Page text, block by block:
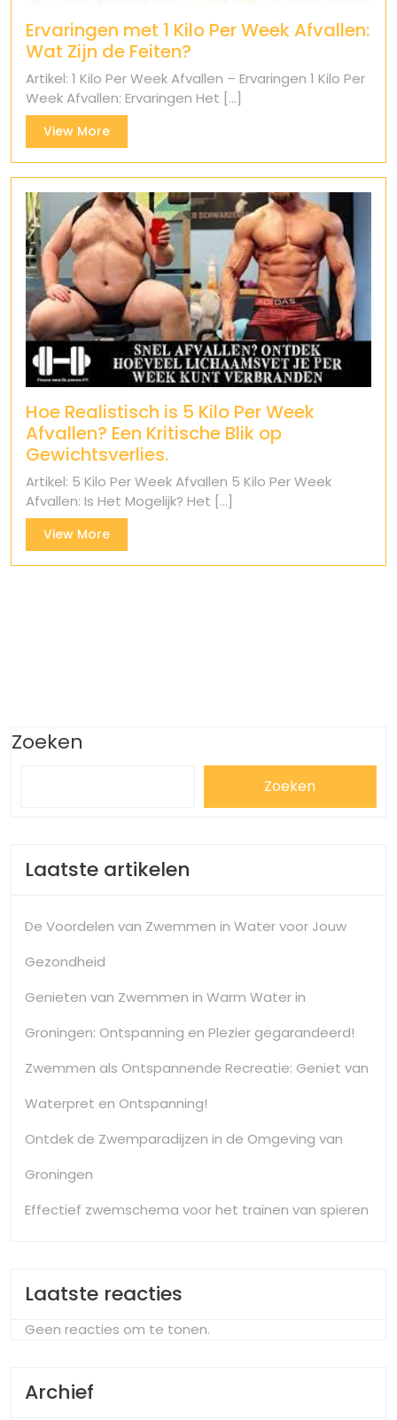
Ervaringen met 1 Kilo Per Week Afvallen:
Wat Zijn de Feiten?
Artikel: 1 Kilo Per Week Afvallen – Ervaringen 1 Kilo Per
Week Afvallen: Ervaringen Het [...]
View MoreView
More
Hoe Realistisch is 5 Kilo Per Week
Afvallen? Een Kritische Blik op
Gewichtsverlies.
Artikel: 5 Kilo Per Week Afvallen 5 Kilo Per Week
Afvallen: Is Het Mogelijk? Het [...]
View MoreView
More
Zoeken
Zoeken
Laatste artikelen
De Voordelen van Zwemmen in Water voor Jouw
Gezondheid
Genieten van Zwemmen in Warm Water in
Groningen: Ontspanning en Plezier gegarandeerd!
Zwemmen als Ontspannende Recreatie: Geniet van
Waterpret en Ontspanning!
Ontdek de Zwemparadijzen in de Omgeving van
Groningen
Effectief zwemschema voor het trainen van spieren
Laatste reacties
Geen reacties om te tonen.
Archief